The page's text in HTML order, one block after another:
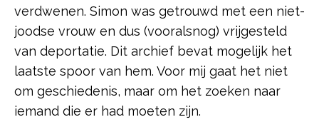
verdwenen. Simon was getrouwd met een niet-
joodse vrouw en dus (vooralsnog) vrijgesteld
van deportatie. Dit archief bevat mogelijk het
laatste spoor van hem. Voor mij gaat het niet
om geschiedenis, maar om het zoeken naar
iemand die er had moeten zijn.